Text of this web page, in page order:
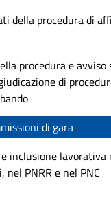
della procedura di
procedura e avviso
di
di gara
inclusione lavorativa
PNRR e nel PNC